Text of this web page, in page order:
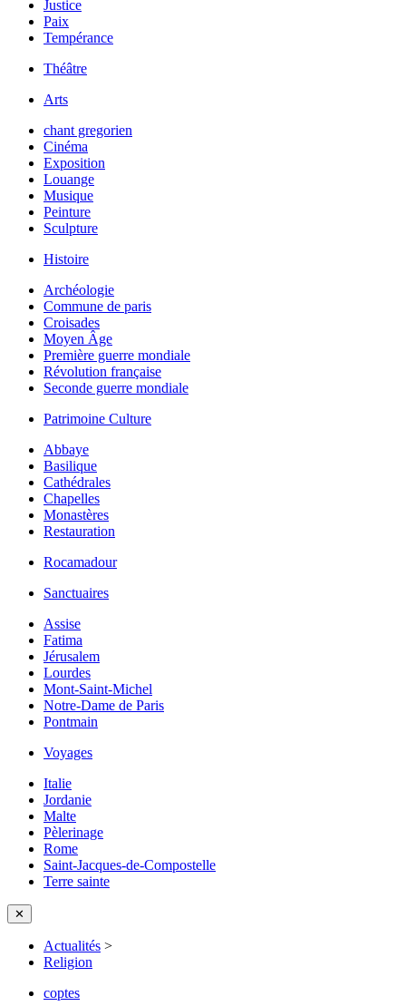
Justice
Paix
Tempérance
Théâtre
Arts
chant gregorien
Cinéma
Exposition
Louange
Musique
Peinture
Sculpture
Histoire
Archéologie
Commune de paris
Croisades
Moyen Âge
Première guerre mondiale
Révolution française
Seconde guerre mondiale
Patrimoine Culture
Abbaye
Basilique
Cathédrales
Chapelles
Monastères
Restauration
Rocamadour
Sanctuaires
Assise
Fatima
Jérusalem
Lourdes
Mont-Saint-Michel
Notre-Dame de Paris
Pontmain
Voyages
Italie
Jordanie
Malte
Pèlerinage
Rome
Saint-Jacques-de-Compostelle
Terre sainte
✕
Actualités >
Religion
coptes